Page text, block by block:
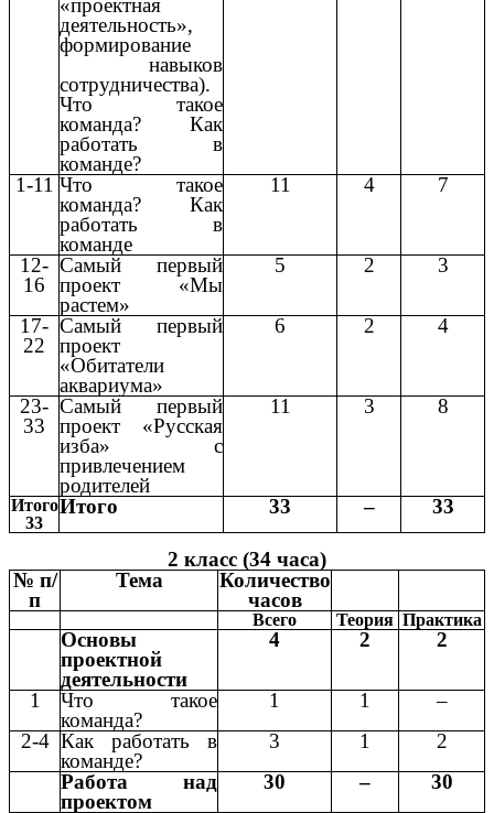
«проектная
деятельность»,
формирование
навыков
сотрудничества).
Что такое
команда? Как
работать в
команде?
1-11 Что такое
команда? Как
работать в
команде
11 4 7
12-
16
Самый первый
проект «Мы
растем»
5 2 3
17-
22
Самый первый
проект
«Обитатели
аквариума»
6 2 4
23-
33
Самый первый
проект «Русская
изба» с
привлечением
родителей
11 3 8
Итого
33
Итого 33 – 33
2 класс (34 часа)
№ п/
п
Тема
Количество
часов
Всего Теория Практика
Основы
проектной
деятельности
4 2 2
1
Что такое
команда?
1 1
–
2-4 Как работать в
команде?
3 1
2
Работа над
проектом
30 –
30